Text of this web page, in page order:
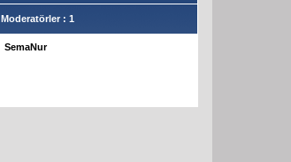
Moderatörler : 1
SemaNur